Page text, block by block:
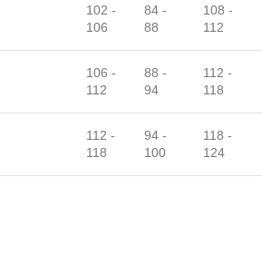
102 -
106
84 -
88
108 -
112
106 -
112
88 -
94
112 -
118
112 -
118
94 -
100
118 -
124